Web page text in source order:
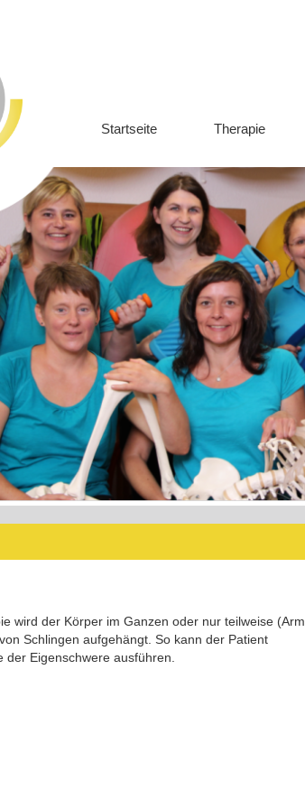
Startseite Therapie
wird der Körper im Ganzen oder nur teilweise (Arm,
Schlingen aufgehängt. So kann der Patient
Eigenschwere ausführen.